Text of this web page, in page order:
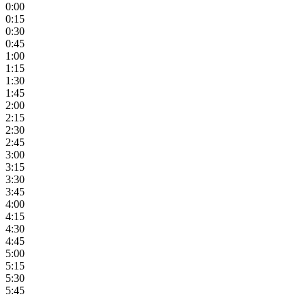
0:00
0:15
0:30
0:45
1:00
1:15
1:30
1:45
2:00
2:15
2:30
2:45
3:00
3:15
3:30
3:45
4:00
4:15
4:30
4:45
5:00
5:15
5:30
5:45